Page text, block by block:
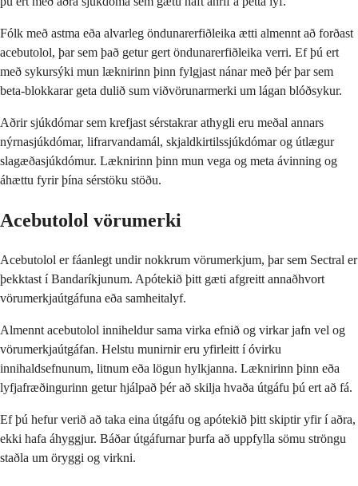
Fólk með astma eða alvarleg öndunarerfiðleika ætti almennt að forðast
acebutolol, þar sem það getur gert öndunarerfiðleika verri. Ef þú ert
með sykursýki mun læknirinn þinn fylgjast nánar með þér þar sem
beta-blokkarar geta dulið sum viðvörunarmerki um lágan blóðsykur.
Aðrir sjúkdómar sem krefjast sérstakrar athygli eru meðal annars
nýrnasjúkdómar, lifrarvandamál, skjaldkirtilssjúkdómar og útlægur
slagæðasjúkdómur. Læknirinn þinn mun vega og meta ávinning og
áhættu fyrir þína sérstöku stöðu.
Acebutolol vörumerki
Acebutolol er fáanlegt undir nokkrum vörumerkjum, þar sem Sectral er
þekktast í Bandaríkjunum. Apótekið þitt gæti afgreitt annaðhvort
vörumerkjaútgáfuna eða samheitalyf.
Almennt acebutolol inniheldur sama virka efnið og virkar jafn vel og
vörumerkjaútgáfan. Helstu munirnir eru yfirleitt í óvirku
innihaldsefnunum, litnum eða lögun hylkjanna. Læknirinn þinn eða
lyfjafræðingurinn getur hjálpað þér að skilja hvaða útgáfu þú ert að fá.
Ef þú hefur verið að taka eina útgáfu og apótekið þitt skiptir yfir í aðra,
ekki hafa áhyggjur. Báðar útgáfurnar þurfa að uppfylla sömu ströngu
staðla um öryggi og virkni.